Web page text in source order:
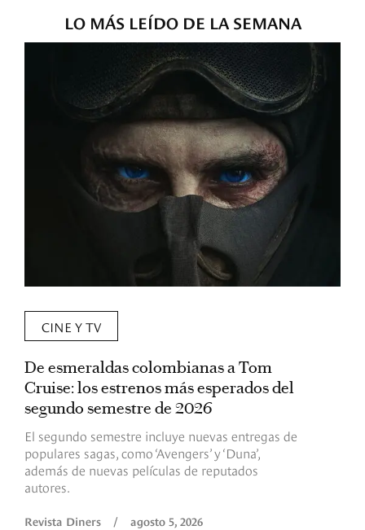
LO MÁS LEÍDO DE LA SEMANA
CINE Y TV
De esmeraldas colombianas a Tom
Cruise: los estrenos más esperados del
segundo semestre de 2026
El segundo semestre incluye nuevas entregas de
populares sagas, como ‘Avengers’ y ‘Duna’,
además de nuevas películas de reputados
autores.
Revista Diners / agosto 5, 2026